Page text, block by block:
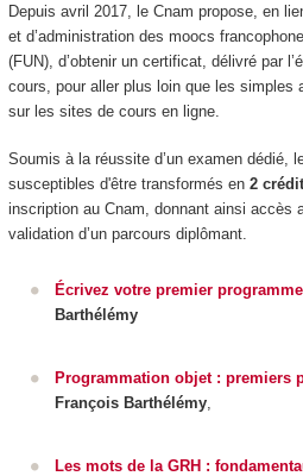
Depuis avril 2017, le Cnam propose, en
et d’administration des moocs
(FUN), d’obtenir un certificat, délivré par
cours, pour aller plus loin que les
sur les sites de cours en ligne.
Soumis à la réussite d’un examen dédié,
susceptibles d'être transformés en 2
inscription au Cnam, donnant ainsi accès
validation d’un parcours diplômant.
Écrivez votre premier
Barthélémy
Programmation objet : premiers
François Barthélémy,
Les mots de la GRH :